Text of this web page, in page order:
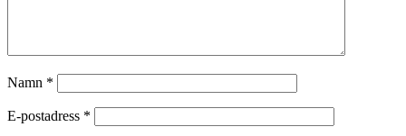
Namn *
E-postadress *